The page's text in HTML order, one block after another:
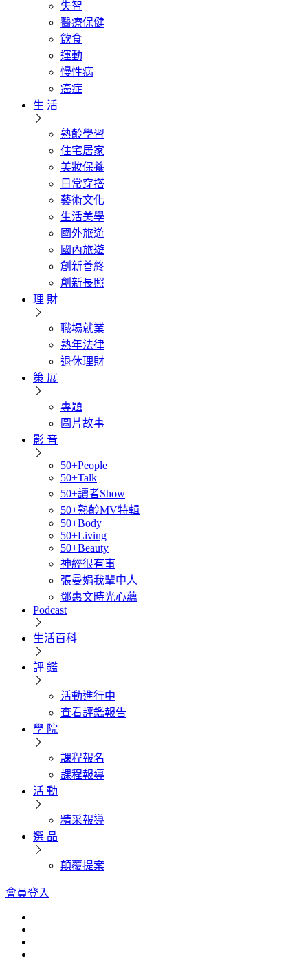
失智
醫療保健
飲食
運動
慢性病
癌症
生 活
熟齡學習
住宅居家
美妝保養
日常穿搭
藝術文化
生活美學
國外旅遊
國內旅遊
創新善終
創新長照
理 財
職場就業
熟年法律
退休理財
策 展
專題
圖片故事
影 音
50+People
50+Talk
50+讀者Show
50+熟齡MV特輯
50+Body
50+Living
50+Beauty
神經很有事
張曼娟我輩中人
鄧惠文時光心蘊
Podcast
生活百科
評 鑑
活動進行中
查看評鑑報告
學 院
課程報名
課程報導
活 動
精采報導
選 品
顛覆提案
會員登入